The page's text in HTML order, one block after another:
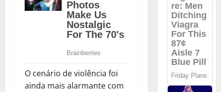
O cenário de violência foi
ainda mais alarmante com